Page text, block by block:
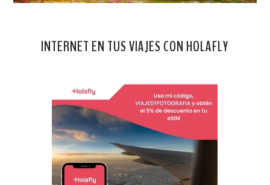
INTERNET EN TUS VIAJES CON HOLAFLY